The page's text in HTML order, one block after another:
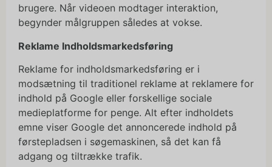
brugere. Når videoen modtager interaktion,
begynder målgruppen således at vokse.
Reklame Indholdsmarkedsføring
Reklame for indholdsmarkedsføring er i
modsætning til traditionel reklame at reklamere for
indhold på Google eller forskellige sociale
medieplatforme for penge. Alt efter indholdets
emne viser Google det annoncerede indhold på
førstepladsen i søgemaskinen, så det kan få
adgang og tiltrække trafik.